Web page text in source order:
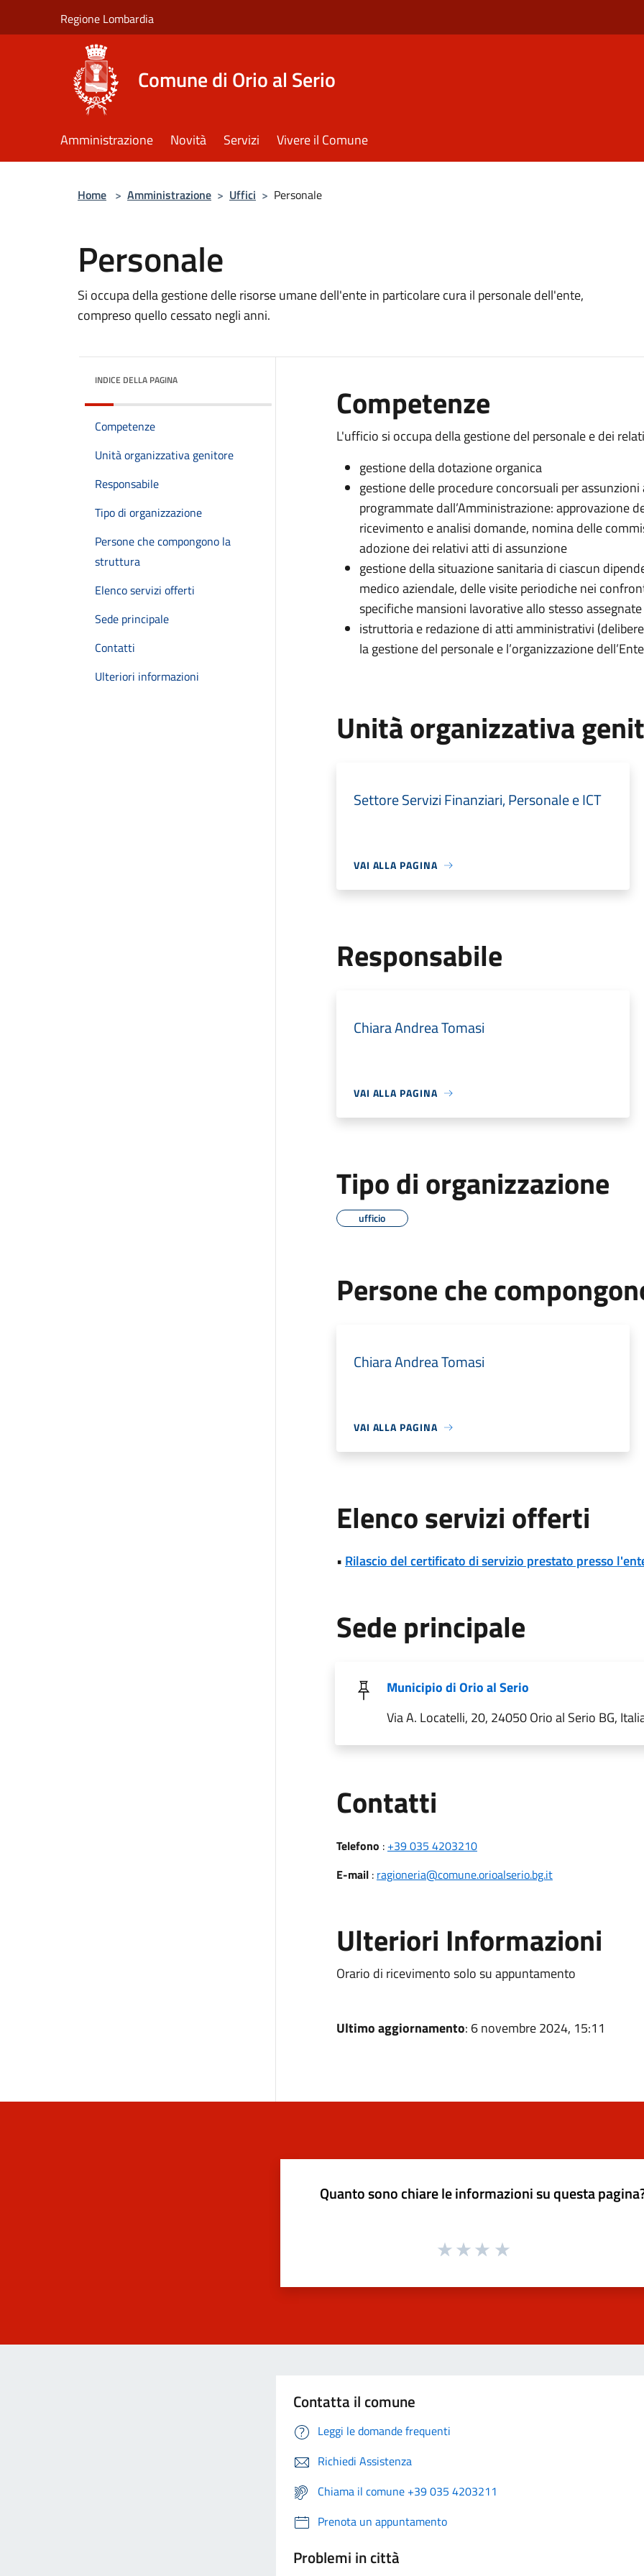
Regione Lombardia
Comune di Orio al Serio
Amministrazione Novità Servizi Vivere il Comune
Home > Amministrazione > Uffici > Personale
Personale
Si occupa della gestione delle risorse umane dell'ente in particolare cura il personale dell'ente,
compreso quello cessato negli anni.
INDICE DELLA PAGINA
Competenze
Unità organizzativa genitore
Responsabile
Tipo di organizzazione
Persone che compongono la
struttura
Elenco servizi offerti
Sede principale
Contatti
Ulteriori informazioni
Competenze
L'ufficio si occupa della gestione del personale e dei
gestione della dotazione organica
gestione delle procedure concorsuali per
programmate dall’Amministrazione: approvazione
ricevimento e analisi domande, nomina delle
adozione dei relativi atti di assunzione
gestione della situazione sanitaria di ciascun
medico aziendale, delle visite periodiche nei
specifiche mansioni lavorative allo stesso assegnate
istruttoria e redazione di atti amministrativi
la gestione del personale e l’organizzazione
Unità organizzativa
Settore Servizi Finanziari, Personale e ICT
VAI ALLA PAGINA
Responsabile
Chiara Andrea Tomasi
VAI ALLA PAGINA
Tipo di organizzazione
ufficio
Persone che
Chiara Andrea Tomasi
VAI ALLA PAGINA
Elenco servizi offerti
• Rilascio del certificato di servizio prestato presso
Sede principale
Municipio di Orio al Serio
Via A. Locatelli, 20, 24050 Orio al Serio BG,
Contatti
Telefono : +39 035 4203210
E-mail: ragioneria@comune.orioalserio.bg.it
Ulteriori Informazioni
Orario di ricevimento solo su appuntamento
Ultimo aggiornamento: 6 novembre 2024, 15:11
Quanto sono chiare le informazioni su questa
Contatta il comune
Leggi le domande frequenti
Richiedi Assistenza
Chiama il comune +39 035 4203211
Prenota un appuntamento
Problemi in città